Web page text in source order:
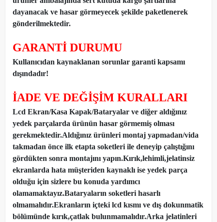
dayanacak ve hasar görmeyecek şekilde paketlenerek
gönderilmektedir.
GARANTİ DURUMU
Kullanıcıdan kaynaklanan sorunlar garanti kapsamı
dışındadır!
İADE VE DEĞİŞİM KURALLARI
Lcd Ekran/Kasa Kapak/Bataryalar ve diğer aldığınız
yedek parçalarda ürünün hasar görmemiş olması
gerekmektedir.Aldığınız ürünleri montaj yapmadan/vida
takmadan önce ilk etapta soketleri ile deneyip çalıştığını
gördükten sonra montajını yapın.Kırık,lehimli,jelatinsiz
ekranlarda hata müşteriden kaynaklı ise yedek parça
olduğu için sizlere bu konuda yardımcı
olamamaktayız.Bataryaların soketleri hasarlı
olmamalıdır.Ekranların içteki lcd kısmı ve dış dokunmatik
bölümünde kırık,çatlak bulunmamalıdır.Arka jelatinleri